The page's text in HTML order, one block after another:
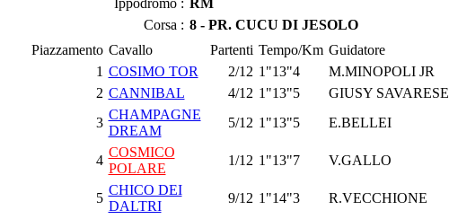
Ippodromo : RM
Corsa : 8 - PR. CUCU DI JESOLO
Piazzamento Cavallo Partenti Tempo/Km Guidatore
1 COSIMO TOR 2/12 1"13"4 M.MINOPOLI JR
2 CANNIBAL 4/12 1"13"5 GIUSY SAVARESE
3
CHAMPAGNE
DREAM
5/12 1"13"5 E.BELLEI
4
COSMICO
POLARE
1/12 1"13"7 V.GALLO
5
CHICO DEI
DALTRI
9/12 1"14"3 R.VECCHIONE